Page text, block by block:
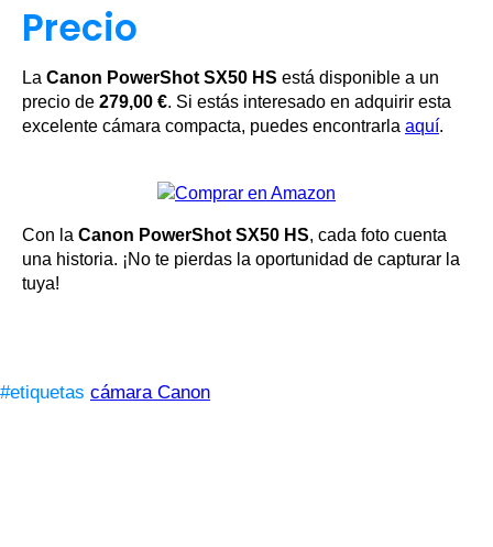
Precio
La Canon PowerShot SX50 HS está disponible a un
precio de 279,00 €. Si estás interesado en adquirir esta
excelente cámara compacta, puedes encontrarla aquí.
Con la Canon PowerShot SX50 HS, cada foto cuenta
una historia. ¡No te pierdas la oportunidad de capturar la
tuya!
#etiquetas cámara Canon